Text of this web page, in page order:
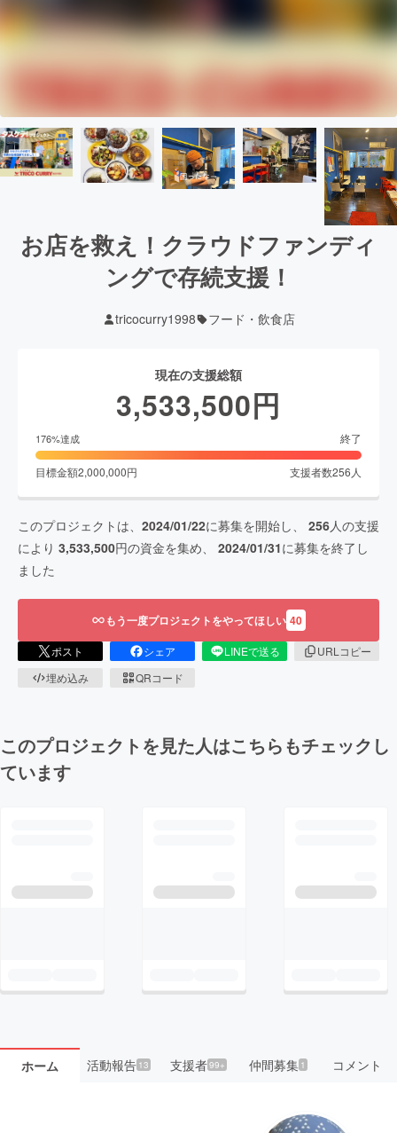
お店を救え！クラウドファンディ
ングで存続支援！
tricocurry1998 フード・飲食店
現在の支援総額
3,533,500円
176%達成 終了
目標金額2,000,000円 支援者数256 人
このプロジェクトは、 2024/01/22に募集を開始し、 256人の支援
により 3,533,500円の資金を集め、 2024/01/31に募集を終了し
ました
もう一度プロジェクトをやってほしい 40
ポスト シェア LINEで送る
URLコピー
埋め込み
QRコード
このプロジェクトを見た人はこちらもチェックし
ています
ホーム 活動報告13 支援者99+ 仲間募集 1 コメント